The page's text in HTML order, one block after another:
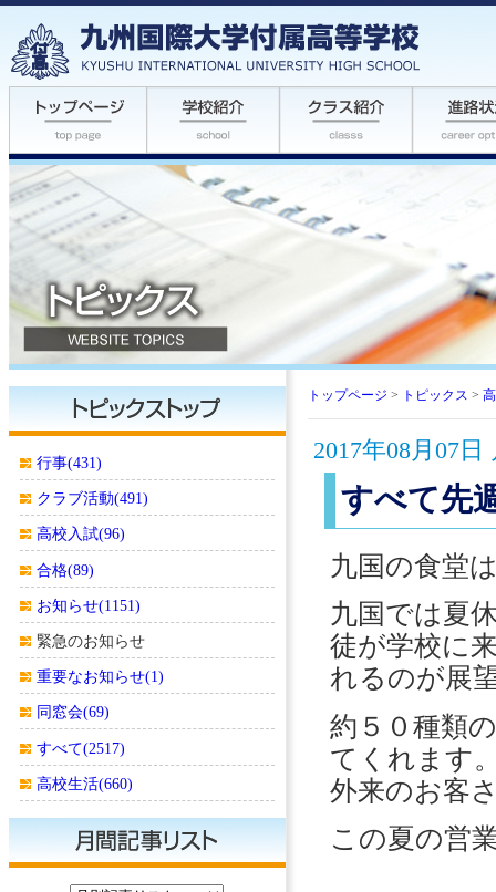
行事(431)
クラブ活動(491)
高校入試(96)
合格(89)
お知らせ(1151)
緊急のお知らせ
重要なお知らせ(1)
同窓会(69)
すべて(2517)
高校生活(660)
トップページ > トピックス >
2017年08月07
すべて先
九国の食堂
九国では夏
徒が学校に
れるのが展
約５０種類
てくれます
外来のお客
この夏の営